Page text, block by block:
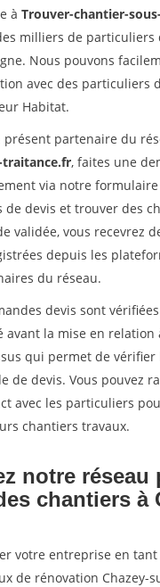
à Trouver-chantier-
milliers de particuliers
Nous pouvons
avec des particuliers
Habitat.
présent partenaire du
traitance.fr, faites une
via notre
de devis et trouver des
validée, vous recevrez
depuis les
du réseau.
devis sont
avant la mise en relation
qui permet de vérifier
de devis. Vous pouvez
avec les particuliers
chantiers travaux.
notre réseau
chantiers à
votre entreprise en
de rénovation Chazey-